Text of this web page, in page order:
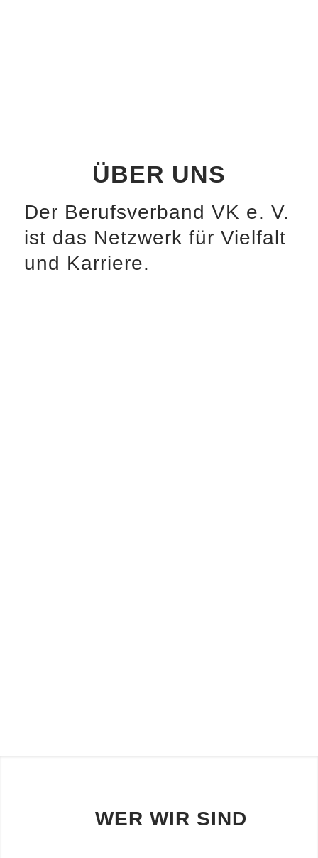
ÜBER UNS
Der Berufsverband VK e. V.
ist das Netzwerk für Vielfalt
und Karriere.
WER WIR SIND